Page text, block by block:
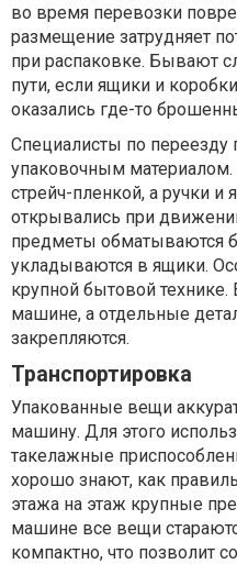
во время перевозки
размещение затрудняет
при распаковке. Бывают
пути, если ящики и
оказались где-то
Специалисты по переезду
упаковочным
стрейч-пленкой, а ручки
открывались при
предметы обматываются
укладываются в ящики.
крупной бытовой
машине, а отдельные
закрепляются.
Транспортировка
Упакованные вещи
машину. Для этого
такелажные
хорошо знают, как
этажа на этаж крупные
машине все вещи
компактно, что позволит